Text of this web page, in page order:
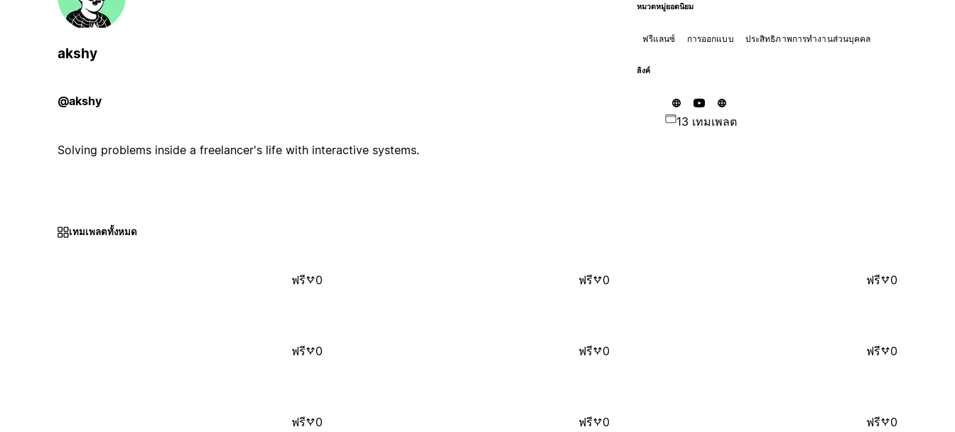
akshy
@akshy
Solving problems inside a freelancer's life with interactive systems.
หมวดหมู่ยอดนิยม
ฟรีแลนซ์ การออกแบบ ประสิทธิภาพการทำงานส่วนบุคคล
ลิงค์
13 เทมเพลต
เทมเพลตทั้งหมด
ฟรี 0 ฟรี 0 ฟรี 0
ฟรี 0 ฟรี 0 ฟรี 0
ฟรี 0 ฟรี 0 ฟรี 0